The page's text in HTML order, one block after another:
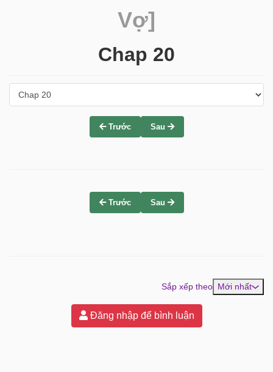
Vợ]
Chap 20
Trước Sau
Trước Sau
Sắp xếp theo Mới nhất
Đăng nhập để bình luận